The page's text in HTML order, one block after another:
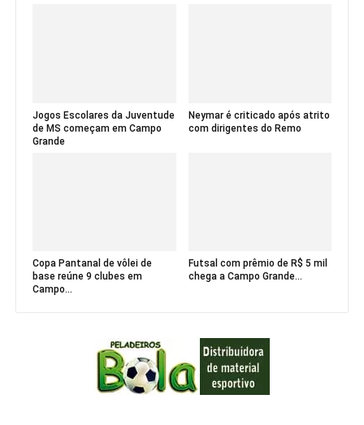
Jogos Escolares da Juventude
de MS começam em Campo
Grande
Neymar é criticado após atrito
com dirigentes do Remo
Copa Pantanal de vôlei de
base reúne 9 clubes em
Campo...
Futsal com prêmio de R$ 5 mil
chega a Campo Grande...